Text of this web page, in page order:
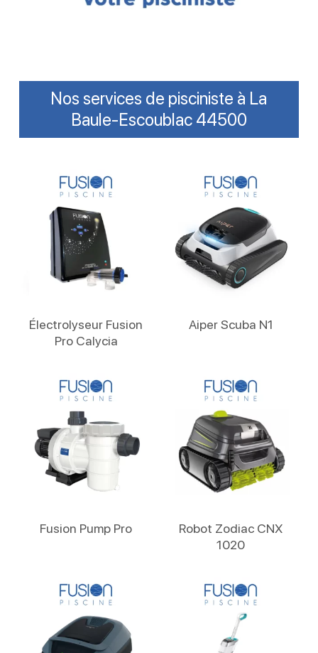
Nos services de pisciniste à La
Baule-Escoublac 44500
Électrolyseur Fusion
Pro Calycia
Aiper Scuba N1
Fusion Pump Pro
Robot Zodiac CNX
1020